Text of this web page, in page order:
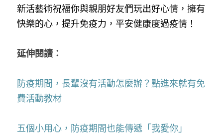
新活藝術祝福你與親朋好友們玩出好心情，擁有
快樂的心，提升免疫力，平安健康度過疫情！
延伸閱讀：
防疫期間，長輩沒有活動怎麼辦？點進來就有免
費活動教材
五個小用心，防疫期間也能傳遞「我愛你」